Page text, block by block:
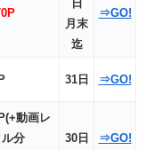
日
月末
迄
⇒GO!
31日 ⇒GO!
動画レ
分
30日 ⇒GO!